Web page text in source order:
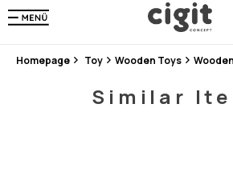
En Uygun Fiyat Garantisi !
300₺ ve Üzeri Alışverişlerde Kargo
Homepage Toy Wooden Toys
Similar